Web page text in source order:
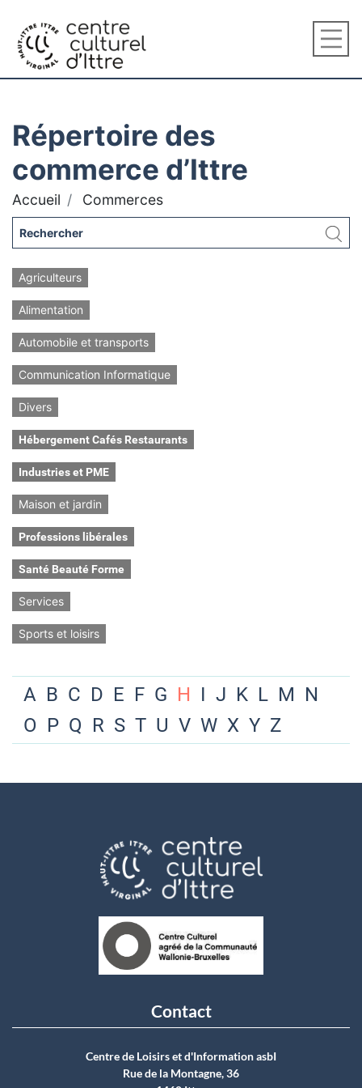
Répertoire des
commerce d’Ittre
Accueil Commerces
Agriculteurs
Alimentation
Automobile et transports
Communication Informatique
Divers
Hébergement Cafés Restaurants
Industries et PME
Maison et jardin
Professions libérales
Santé Beauté Forme
Services
Sports et loisirs
A B C D E F G H I J K L M N
O P Q R S T U V W X Y Z
Contact
Centre de Loisirs et d'Information asbI
Rue de la Montagne, 36